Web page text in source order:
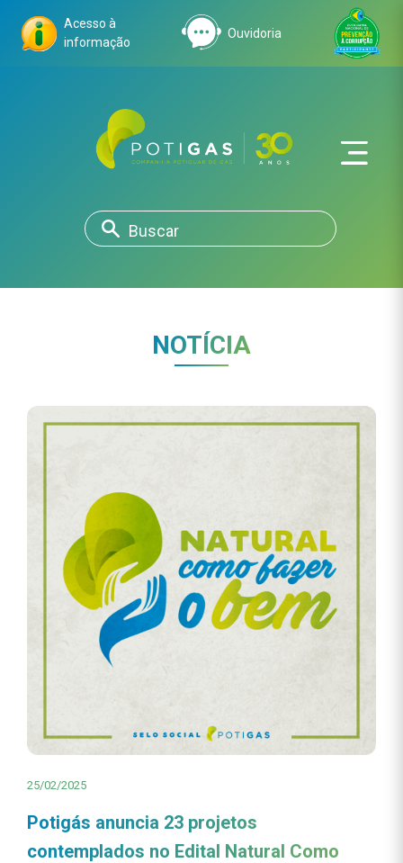
Acesso à
informação
Ouvidoria
NOTÍCIA
25/02/2025
Potigás anuncia 23 projetos
contemplados no Edital Natural Como